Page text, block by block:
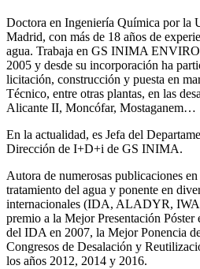
Doctora en Ingeniería Química por la
Madrid, con más de 18 años de
agua. Trabaja en GS INIMA
2005 y desde su incorporación ha
licitación, construcción y puesta en
Técnico, entre otras plantas, en las
Alicante II, Moncófar, Mostaganem…
En la actualidad, es Jefa del
Dirección de I+D+i de GS INIMA.
Autora de numerosas publicaciones
tratamiento del agua y ponente en
internacionales (IDA, ALADYR,
premio a la Mejor Presentación
del IDA en 2007, la Mejor Ponencia
Congresos de Desalación y
los años 2012, 2014 y 2016.